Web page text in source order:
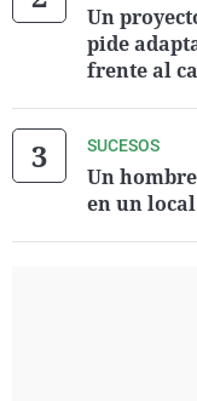
Un
pide
frente al
SUCESOS
Un
en un